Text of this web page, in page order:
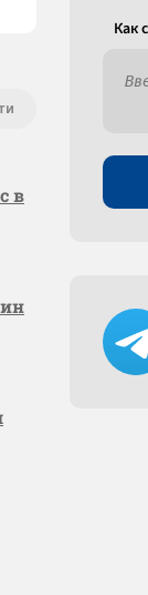
в
Как